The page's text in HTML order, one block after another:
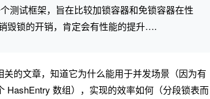
测试框架，旨在比较加锁容器和免锁容器在性
毁锁的开销，肯定会有性能的提升….
的文章，知道它为什么能用于并发场景（因为有
HashEntry 数组），实现的效率如何（分段锁表而